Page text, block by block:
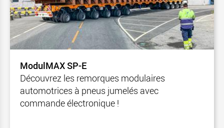
ModulMAX SP-E
Découvrez les remorques modulaires
automotrices à pneus jumelés avec
commande électronique !